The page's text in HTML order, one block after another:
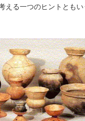
える一つのヒントとも